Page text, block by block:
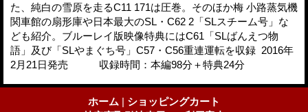
た、純白の雪原を走るC11 171は圧巻。そのほか梅 小路蒸気機
関車館の扇形庫や日本最大のSL・C62 2「SLスチーム号」な
ども紹介。ブルーレイ版映像特典にはC61「SLばんえつ物
語」及び「SLやまぐち号」C57・C56重連運転を収録 2016年
2月21日発売 収録時間：本編98分＋特典24分
ホーム | ショッピングカート